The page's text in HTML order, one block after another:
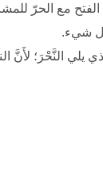
الفتح مع الحرّ
كل شيء.
يلي النَّحْرَ؛